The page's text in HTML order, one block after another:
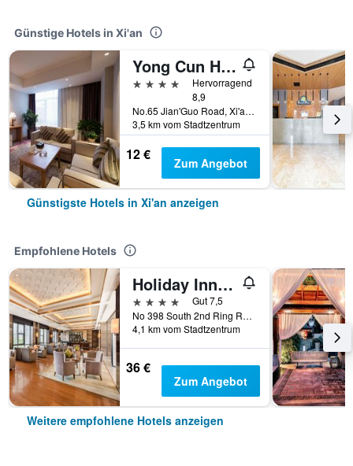
Günstige Hotels in Xi'an
Yong Cun Hotel (Xi'an Bell Tower)
4 Sterne
Hervorragend
8,9
No.65 Jian'Guo Road, Xi'an, China
3,5 km vom Stadtzentrum
12 € Zum Angebot
Günstigste Hotels in Xi'an anzeigen
Empfohlene Hotels
Holiday Inn XI'an Big Goose Pagoda By IHG
4 Sterne
Gut 7,5
No 398 South 2nd Ring Road, Xi'an, China
4,1 km vom Stadtzentrum
36 €
Zum Angebot
Weitere empfohlene Hotels anzeigen